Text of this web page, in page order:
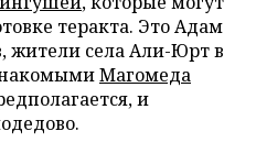
теракта. Это Адам
жители села Али-Юрт в
Магомеда
и